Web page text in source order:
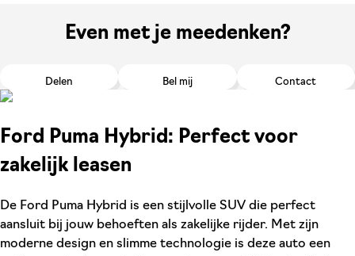
Even met je meedenken?
Delen Bel mij Contact
Ford Puma Hybrid: Perfect voor
zakelijk leasen
De Ford Puma Hybrid is een stijlvolle SUV die perfect
aansluit bij jouw behoeften als zakelijke rijder. Met zijn
moderne design en slimme technologie is deze auto een